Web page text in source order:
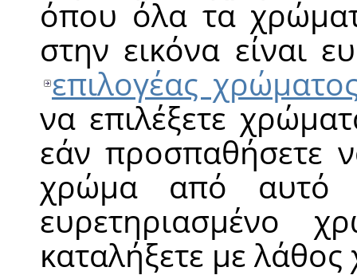
όπου όλα τα
στην εικόνα είναι
επιλογέας
να επιλέξετε
εάν προσπαθήσετε
χρώμα από αυτό
ευρετηριασμένο
καταλήξετε με